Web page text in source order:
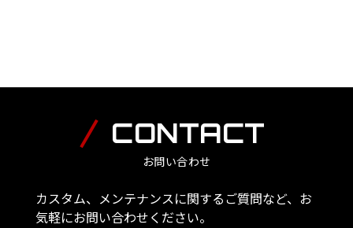
CONTACT
お問い合わせ
カスタム、メンテナンスに関するご質問など、お
気軽にお問い合わせください。